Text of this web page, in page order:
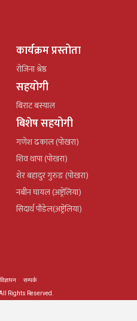
कार्यक्रम प्रस्तोता
रोजिना श्रेष्ठ
सहयोगी
बिराट बस्याल
बिशेष सहयोगी
गणेश ढकाल (पोखरा)
शिव थापा (पोखरा)
शेर बहादुर गुरुङ (पोखरा)
नबीन घायल (अष्ट्रेलिया)
सिदार्थ पौडेल(अष्ट्रेलिया)
विज्ञापन
सम्पर्क
Rights Reserved.